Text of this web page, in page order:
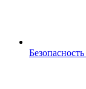
Безопасность